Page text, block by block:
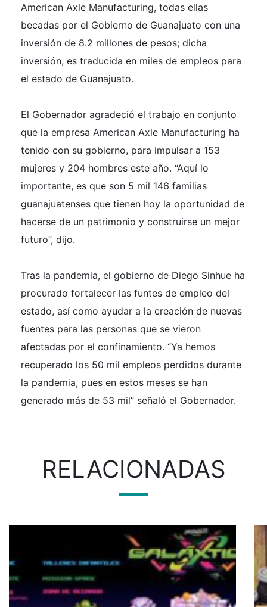
American Axle Manufacturing, todas ellas
becadas por el Gobierno de Guanajuato con una
inversión de 8.2 millones de pesos; dicha
inversión, es traducida en miles de empleos para
el estado de Guanajuato.
El Gobernador agradeció el trabajo en conjunto
que la empresa American Axle Manufacturing ha
tenido con su gobierno, para impulsar a 153
mujeres y 204 hombres este año. “Aquí lo
importante, es que son 5 mil 146 familias
guanajuatenses que tienen hoy la oportunidad de
hacerse de un patrimonio y construirse un mejor
futuro”, dijo.
Tras la pandemia, el gobierno de Diego Sinhue ha
procurado fortalecer las funtes de empleo del
estado, así como ayudar a la creación de nuevas
fuentes para las personas que se vieron
afectadas por el confinamiento. “Ya hemos
recuperado los 50 mil empleos perdidos durante
la pandemia, pues en estos meses se han
generado más de 53 mil” señaló el Gobernador.
RELACIONADAS